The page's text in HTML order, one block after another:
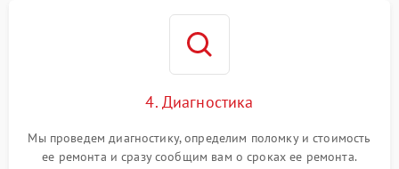
4. Диагностика
Мы проведем диагностику, определим поломку и стоимость
ее ремонта и сразу сообщим вам о сроках ее ремонта.